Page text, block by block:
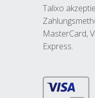
Talixo
MasterCard,
Express.